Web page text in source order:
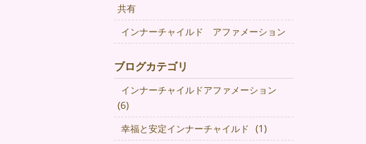
共有
インナーチャイルド アファメーション
ブログカテゴリ
インナーチャイルドアファメーション
(6)
幸福と安定インナーチャイルド (1)